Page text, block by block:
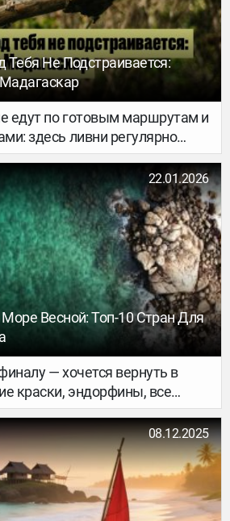
Тебя Не Подстраивается:
едут по готовым маршрутам и
здесь ливни регулярно
логистика нарушается, а с
без
Путешественница Алиса
побывала на острове и
он её научил.
22.01.2026
Весной: Топ-10 Стран Для
— хочется вернуть в
краски, эндорфины, все
куда сгонять погреться,
силы после морозов и
дня.
08.12.2025